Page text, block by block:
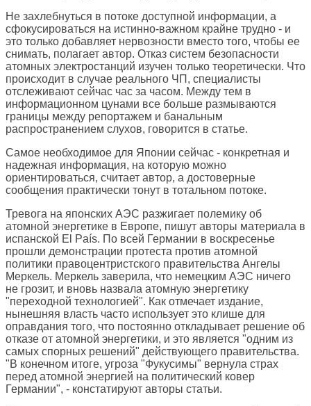
Не захлебнуться в потоке доступной информации, а
сфокусироваться на истинно-важном крайне трудно - и
это только добавляет нервозности вместо того, чтобы ее
снимать, полагает автор. Отказ систем безопасности
атомных электростанций изучен только теоретически. Что
происходит в случае реального ЧП, специалисты
отслеживают сейчас час за часом. Между тем в
информационном цунами все больше размываются
границы между репортажем и банальным
распространением слухов, говорится в статье.
Самое необходимое для Японии сейчас - конкретная и
надежная информация, на которую можно
ориентироваться, считает автор, а достоверные
сообщения практически тонут в тотальном потоке.
Тревога на японских АЭС разжигает полемику об
атомной энергетике в Европе, пишут авторы материала в
испанской El País. По всей Германии в воскресенье
прошли демонстрации протеста против атомной
политики правоцентристского правительства Ангелы
Меркель. Меркель заверила, что немецким АЭС ничего
не грозит, и вновь назвала атомную энергетику
"переходной технологией". Как отмечает издание,
нынешняя власть часто использует это клише для
оправдания того, что постоянно откладывает решение об
отказе от атомной энергетики, и это является "одним из
самых спорных решений" действующего правительства.
"В конечном итоге, угроза "Фукусимы" вернула страх
перед атомной энергией на политический ковер
Германии", - констатируют авторы статьи.